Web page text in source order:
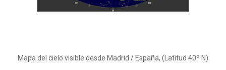
Mapa del cielo visible desde Madrid / España, (Latitud 40º N)